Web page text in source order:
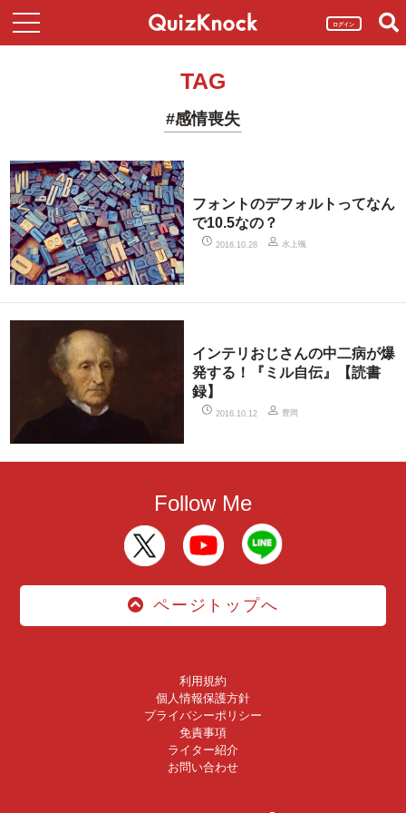
ログイン
TAG
#感情喪失
フォントのデフォルトってなん
で10.5なの？
2016.10.28 水上颯
インテリおじさんの中二病が爆
発する！『ミル自伝』【読書
録】
2016.10.12 豊岡
Follow Me
ページトップへ
利用規約
個人情報保護方針
プライバシーポリシー
免責事項
ライター紹介
お問い合わせ